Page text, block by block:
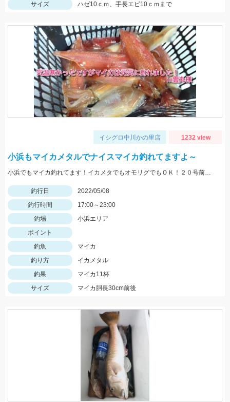
サイズ
ハゼ10ｃｍ、手長エビ10ｃｍまで
イシグロ中川かの里店 1232 view
小浜もマイカメタルでナイスマイカ釣れてますよ～
小浜でもマイカ釣れてます！イカメタでもオモリグでもＯＫ！２０号前後用意していきましょう
釣行日
2022/05/08
釣行時間
17:00～23:00
釣場
小浜エリア
ポイント
釣魚
マイカ
釣り方
イカメタル
釣果
マイカ11杯
サイズ
マイカ胴長30cm前後